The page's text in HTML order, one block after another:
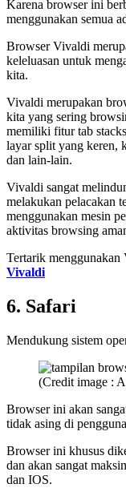
Karena browser ini
menggunakan semua
Browser Vivaldi
keleluasan untuk
kita.
Vivaldi merupakan
kita yang sering
memiliki fitur tab
layar split yang keren,
dan lain-lain.
Vivaldi sangat
melakukan pelacakan
menggunakan mesin
aktivitas browsing
Tertarik
Vivaldi
6. Safari
Mendukung sistem
(Credit image :
Browser ini akan
tidak asing di
Browser ini khusus
dan akan sangat
dan IOS.